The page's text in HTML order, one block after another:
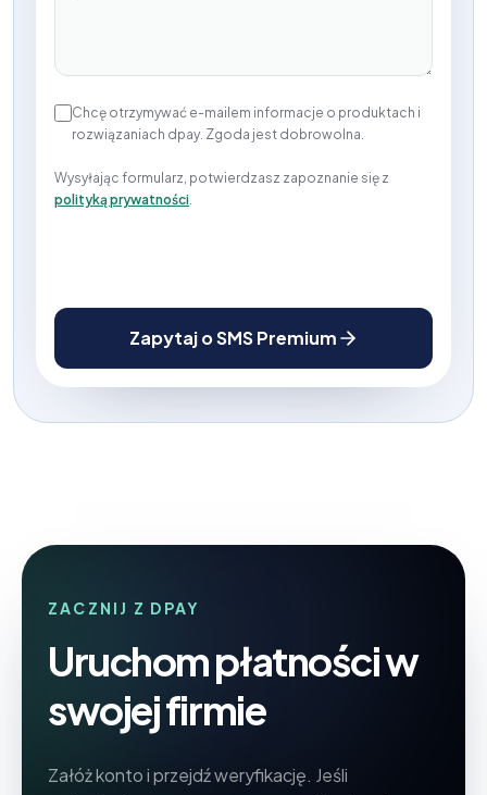
Chcę otrzymywać e-mailem informacje o produktach i
rozwiązaniach dpay. Zgoda jest dobrowolna.
Wysyłając formularz, potwierdzasz zapoznanie się z
polityką prywatności
Zapytaj o SMS Premium
ZACZNIJ Z DPAY
Uruchom płatności w
swojej firmie
Załóż konto i przejdź weryfikację. Jeśli